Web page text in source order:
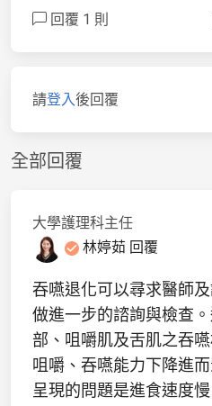
回覆 1 則
請登入後回覆
全部回覆
大學護理科主任
林婷茹 回覆
吞嚥退化可以尋求醫師
做進一步的諮詢與檢查
部、咀嚼肌及舌肌之吞
咀嚼、吞嚥能力下降進
呈現的問題是進食速度